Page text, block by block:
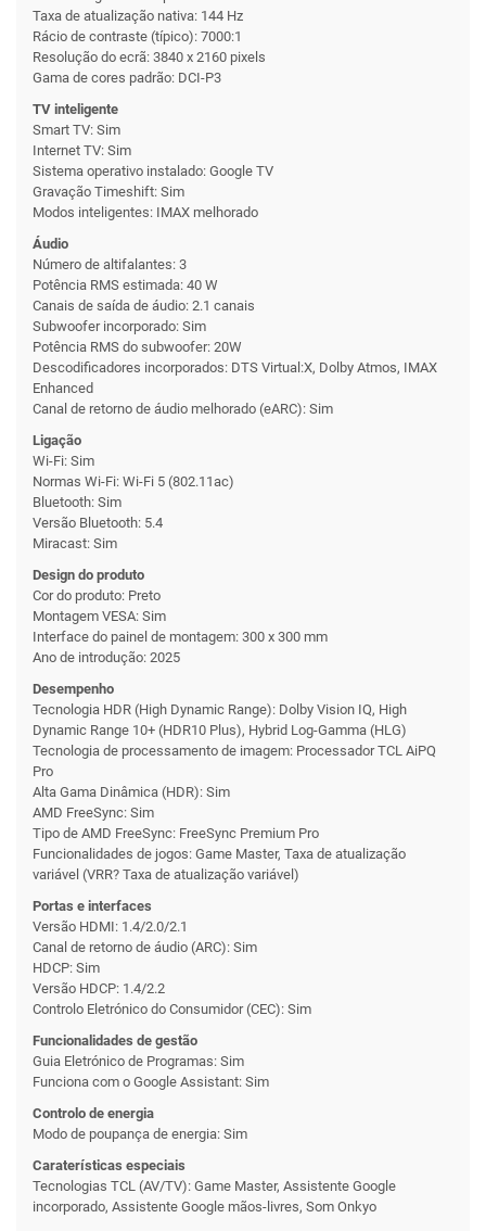
Taxa de atualização nativa: 144 Hz
Rácio de contraste (típico): 7000:1
Resolução do ecrã: 3840 x 2160 pixels
Gama de cores padrão: DCI-P3
TV inteligente
Smart TV: Sim
Internet TV: Sim
Sistema operativo instalado: Google TV
Gravação Timeshift: Sim
Modos inteligentes: IMAX melhorado
Áudio
Número de altifalantes: 3
Potência RMS estimada: 40 W
Canais de saída de áudio: 2.1 canais
Subwoofer incorporado: Sim
Potência RMS do subwoofer: 20W
Descodificadores incorporados: DTS Virtual:X, Dolby Atmos, IMAX
Enhanced
Canal de retorno de áudio melhorado (eARC): Sim
Ligação
Wi-Fi: Sim
Normas Wi-Fi: Wi-Fi 5 (802.11ac)
Bluetooth: Sim
Versão Bluetooth: 5.4
Miracast: Sim
Design do produto
Cor do produto: Preto
Montagem VESA: Sim
Interface do painel de montagem: 300 x 300 mm
Ano de introdução: 2025
Desempenho
Tecnologia HDR (High Dynamic Range): Dolby Vision IQ, High
Dynamic Range 10+ (HDR10 Plus), Hybrid Log-Gamma (HLG)
Tecnologia de processamento de imagem: Processador TCL AiPQ
Pro
Alta Gama Dinâmica (HDR): Sim
AMD FreeSync: Sim
Tipo de AMD FreeSync: FreeSync Premium Pro
Funcionalidades de jogos: Game Master, Taxa de atualização
variável (VRR? Taxa de atualização variável)
Portas e interfaces
Versão HDMI: 1.4/2.0/2.1
Canal de retorno de áudio (ARC): Sim
HDCP: Sim
Versão HDCP: 1.4/2.2
Controlo Eletrónico do Consumidor (CEC): Sim
Funcionalidades de gestão
Guia Eletrónico de Programas: Sim
Funciona com o Google Assistant: Sim
Controlo de energia
Modo de poupança de energia: Sim
Caraterísticas especiais
Tecnologias TCL (AV/TV): Game Master, Assistente Google
incorporado, Assistente Google mãos-livres, Som Onkyo